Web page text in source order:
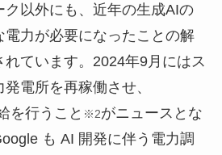
ク以外にも、近年の生成AIの
力が必要になったことの解
ています。2024年9月にはス
電所を再稼働させ、
を行うこと ※2がニュースとな
も AI 開発に伴う電力調